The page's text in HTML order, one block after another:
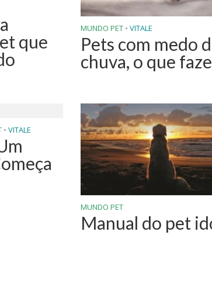
que
MUNDO PET • VITALE
Pets com medo
chuva, o que
• VITALE
MUNDO PET
Manual do pet